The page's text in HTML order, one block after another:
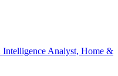
Analyst, Home &